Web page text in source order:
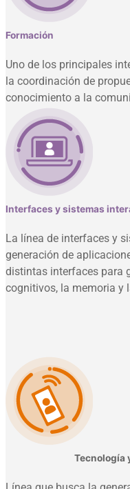
Formación
Uno de los principales
la coordinación de
conocimiento a la
Interfaces y sistemas
La línea de interfaces y
generación de
distintas interfaces para
cognitivos, la memoria y
Tecnología